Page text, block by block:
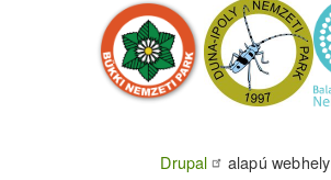
Drupal alapú webhely